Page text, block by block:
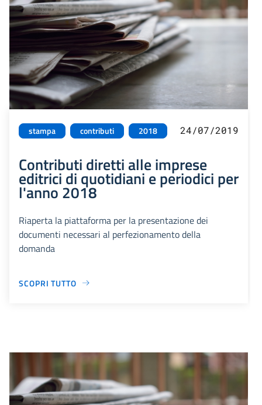
stampa contributi 2018 24/07/2019
Contributi diretti alle imprese
editrici di quotidiani e periodici per
l'anno 2018
Riaperta la piattaforma per la presentazione dei
documenti necessari al perfezionamento della
domanda
SCOPRI TUTTO